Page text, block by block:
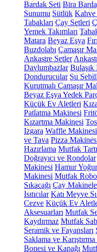
Bardak Seti Bira
Sunumu Sütlük Kahve
Tabakları Çay Setleri
Yemek Takımları
Matara Beyaz Eşya
Buzdolabı Çamaşır
Ankastre Setler
Davlumbazlar
Dondurucular Su
Kurutmalı Çamaşır
Beyaz Eşya Yedek
Küçük Ev Aletleri
Patlatma Makinesi
Kızartma Makinesi
Izgara Waffle Makinesi
ve Tava Pizza
Hazırlama Mutfak
Doğrayıcı ve Rondolar
Makinesi Hamur
Makinesi Mutfak
Sıkacağı Çay
Isıtıcılar Katı Meyve
Cezve Küçük Ev
Aksesuarları Mutfak
Kaydırmaz Mutfak
Seramik ve Fayansları
Saklama ve Karıştırma
Bonesi ve Kapağı